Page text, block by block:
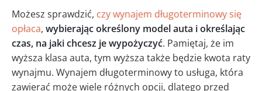
Możesz sprawdzić, czy wynajem długoterminowy się
opłaca, wybierając określony model auta i określając
czas, na jaki chcesz je wypożyczyć. Pamiętaj, że im
wyższa klasa auta, tym wyższa także będzie kwota raty
wynajmu. Wynajem długoterminowy to usługa, która
zawierać może wiele różnych opcji, dlatego przed